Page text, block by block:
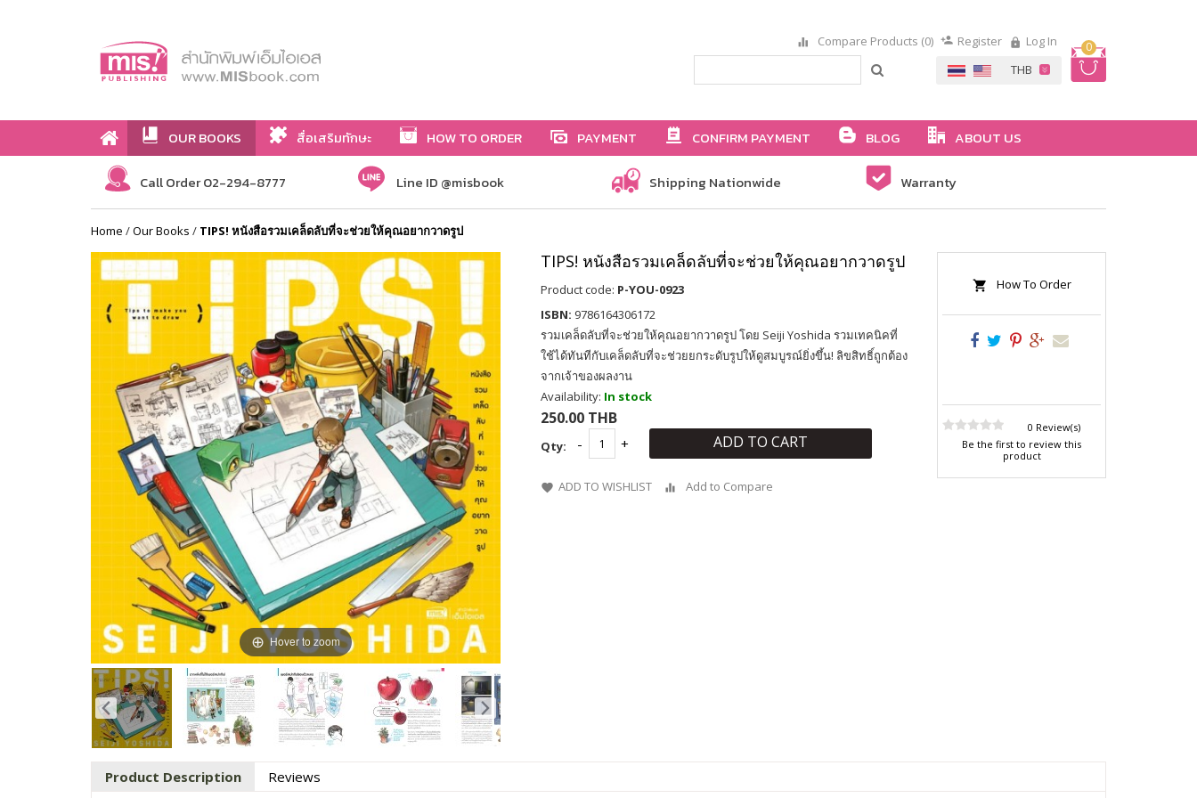
0
Compare Products (0) Register Log In
OUR BOOKS สื่อเสริมทักษะ HOW TO ORDER PAYMENT CONFIRM PAYMENT BLOG ABOUT US
Call Order 02-294-8777 Line ID @misbook Shipping Nationwide Warranty
Home /Our Books / TIPS! หนังสือรวมเคล็ดลับที่จะช่วยให้คุณอยากวาดรูป
Hover to zoom
TIPS! หนังสือรวมเคล็ดลับที่จะช่วยให้คุณอยากวาดรูป
Product code: P-YOU-0923
ISBN: 9786164306172
รวมเคล็ดลับที่จะช่วยให้คุณอยากวาดรูป โดย Seiji Yoshida รวมเทคนิคที่
ใช้ได้ทันทีกับเคล็ดลับที่จะช่วยยกระดับรูปให้ดูสมบูรณ์ยิ่งขึ้น! ลิขสิทธิ์ถูกต้อง
จากเจ้าของผลงาน
Availability: In stock
250.00 THB
Qty: ADD TO CART
ADD TO WISHLIST Add to Compare
How To Order
0 Review(s)
Be the first to review this
product
Product Description Reviews